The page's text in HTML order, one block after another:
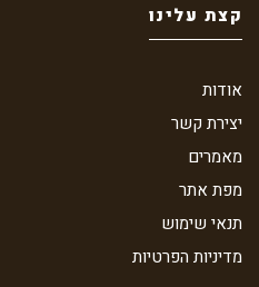
קצת עלינו
אודות
יצירת קשר
מאמרים
מפת אתר
תנאי שימוש
מדיניות הפרטיות